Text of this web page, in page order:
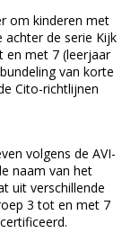
om kinderen met
achter de serie Kijk
en met 7 (leerjaar
van korte
Cito-richtlijnen
volgens de AVI-
naam van het
uit verschillende
3 tot en met 7